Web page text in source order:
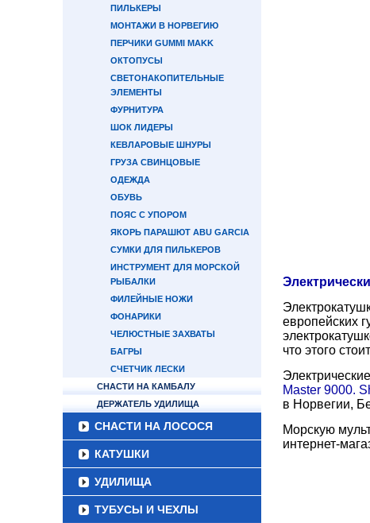
ПИЛЬКЕРЫ
МОНТАЖИ В НОРВЕГИЮ
ПЕРЧИКИ GUMMI MAKK
ОКТОПУСЫ
СВЕТОНАКОПИТЕЛЬНЫЕ
ЭЛЕМЕНТЫ
ФУРНИТУРА
ШОК ЛИДЕРЫ
КЕВЛАРОВЫЕ ШНУРЫ
ГРУЗА СВИНЦОВЫЕ
ОДЕЖДА
ОБУВЬ
ПОЯС С УПОРОМ
ЯКОРЬ ПАРАШЮТ ABU GARCIA
СУМКИ ДЛЯ ПИЛЬКЕРОВ
ИНСТРУМЕНТ ДЛЯ МОРСКОЙ
РЫБАЛКИ
ФИЛЕЙНЫЕ НОЖИ
ФОНАРИКИ
ЧЕЛЮСТНЫЕ ЗАХВАТЫ
БАГРЫ
СЧЕТЧИК ЛЕСКИ
СНАСТИ НА КАМБАЛУ
ДЕРЖАТЕЛЬ УДИЛИЩА
СНАСТИ НА ЛОСОСЯ
КАТУШКИ
УДИЛИЩА
ТУБУСЫ И ЧЕХЛЫ
европейских
что этого
Master 9000.
в Норвегии,
Морскую
интернет-